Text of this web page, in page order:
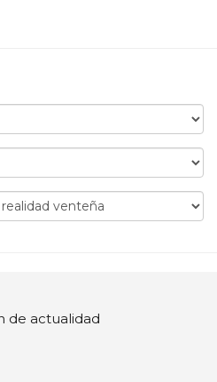
de actualidad